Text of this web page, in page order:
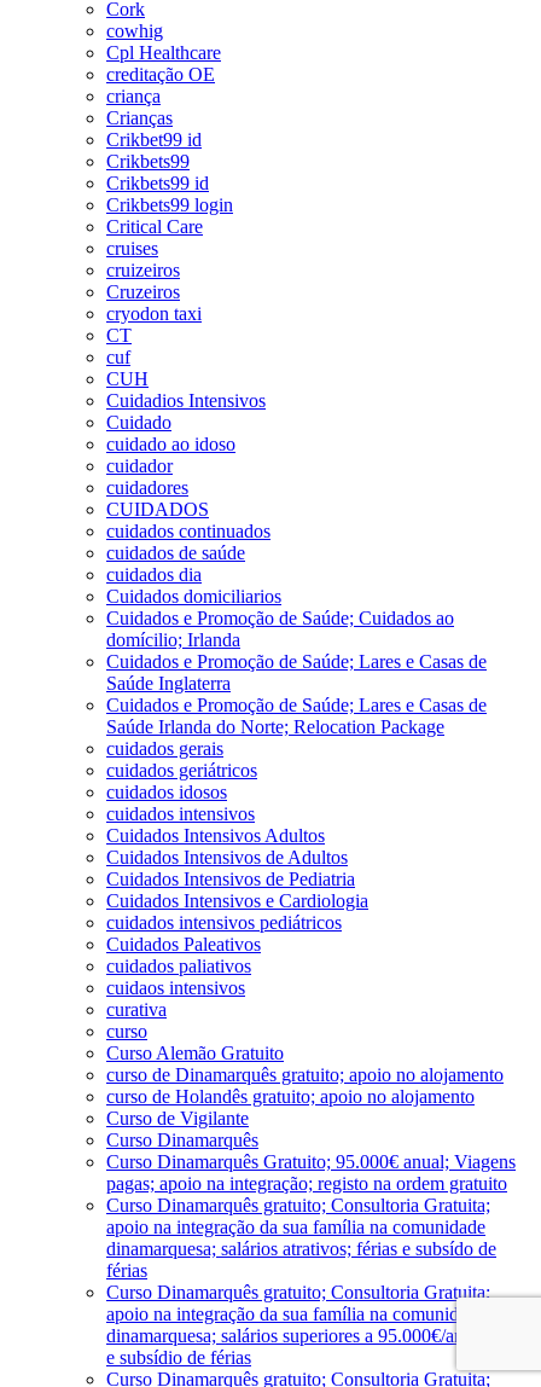
Cork
cowhig
Cpl Healthcare
creditação OE
criança
Crianças
Crikbet99 id
Crikbets99
Crikbets99 id
Crikbets99 login
Critical Care
cruises
cruizeiros
Cruzeiros
cryodon taxi
CT
cuf
CUH
Cuidadios Intensivos
Cuidado
cuidado ao idoso
cuidador
cuidadores
CUIDADOS
cuidados continuados
cuidados de saúde
cuidados dia
Cuidados domiciliarios
Cuidados e Promoção de Saúde; Cuidados ao
domícilio; Irlanda
Cuidados e Promoção de Saúde; Lares e Casas de
Saúde Inglaterra
Cuidados e Promoção de Saúde; Lares e Casas de
Saúde Irlanda do Norte; Relocation Package
cuidados gerais
cuidados geriátricos
cuidados idosos
cuidados intensivos
Cuidados Intensivos Adultos
Cuidados Intensivos de Adultos
Cuidados Intensivos de Pediatria
Cuidados Intensivos e Cardiologia
cuidados intensivos pediátricos
Cuidados Paleativos
cuidados paliativos
cuidaos intensivos
curativa
curso
Curso Alemão Gratuito
curso de Dinamarquês gratuito; apoio no alojamento
curso de Holandês gratuito; apoio no alojamento
Curso de Vigilante
Curso Dinamarquês
Curso Dinamarquês Gratuito; 95.000€ anual; Viagens
pagas; apoio na integração; registo na ordem gratuito
Curso Dinamarquês gratuito; Consultoria Gratuita;
apoio na integração da sua família na comunidade
dinamarquesa; salários atrativos; férias e subsído de
férias
Curso Dinamarquês gratuito; Consultoria Gratuita;
apoio na integração da sua família na comunidade
dinamarquesa; salários superiores a 95.000€/ano; férias
e subsídio de férias
Curso Dinamarquês gratuito; Consultoria Gratuita;